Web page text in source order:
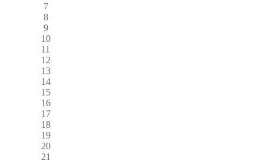
7
8
9
10
11
12
13
14
15
16
17
18
19
20
21